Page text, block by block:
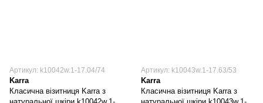
Артикул: k10042w.1-17.04/74
Karra
Класична візитниця Karra з
Артикул: k10043w.1-17.63/53
Karra
Класична візитниця Karra з